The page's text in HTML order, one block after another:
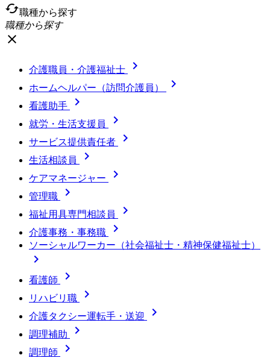
cached職種から探す
職種から探す
close
介護職員・介護福祉士 
ホームヘルパー（訪問介護員） 
看護助手 
就労・生活支援員 
サービス提供責任者 
生活相談員 
ケアマネージャー 
管理職 
福祉用具専門相談員 
介護事務・事務職 
ソーシャルワーカー（社会福祉士・精神保健福祉士）

看護師 
リハビリ職 
介護タクシー運転手・送迎 
調理補助 
調理師 